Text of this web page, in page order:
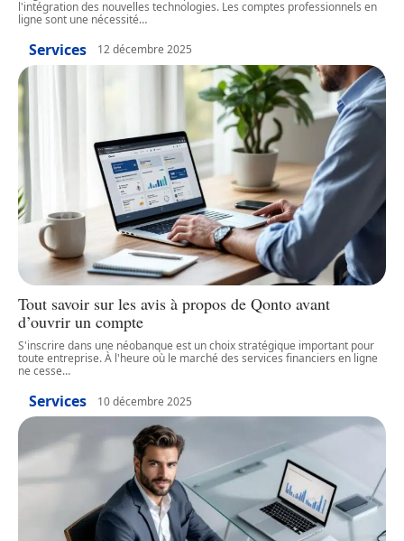
l'intégration des nouvelles technologies. Les comptes professionnels en
ligne sont une nécessité…
Services 12 décembre 2025
Tout savoir sur les avis à propos de Qonto avant
d’ouvrir un compte
S'inscrire dans une néobanque est un choix stratégique important pour
toute entreprise. À l'heure où le marché des services financiers en ligne
ne cesse…
Services 10 décembre 2025